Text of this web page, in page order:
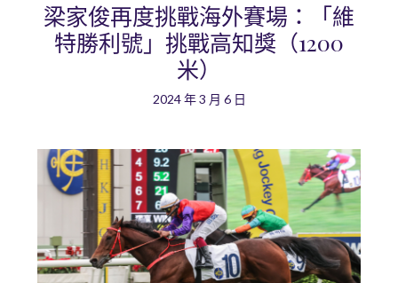
梁家俊再度挑戰海外賽場：「維
特勝利號」挑戰高知獎（1200
米）
2024 年 3 月 6 日